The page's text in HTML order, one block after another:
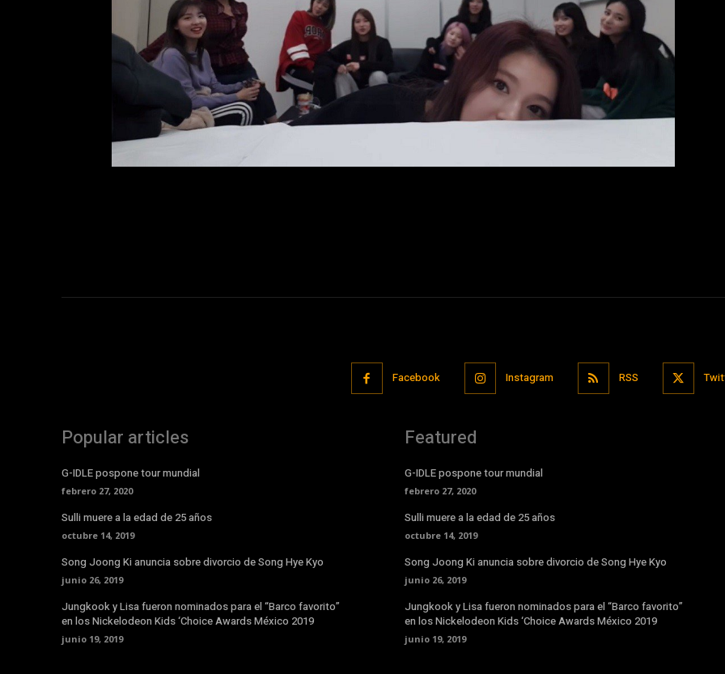
Facebook Instagram RSS
Popular articles
G-IDLE pospone tour mundial
febrero 27, 2020
Sulli muere a la edad de 25 años
octubre 14, 2019
Song Joong Ki anuncia sobre divorcio de Song Hye Kyo
junio 26, 2019
Jungkook y Lisa fueron nominados para el “Barco favorito”
en los Nickelodeon Kids ‘Choice Awards México 2019
junio 19, 2019
Featured
G-IDLE pospone tour mundial
febrero 27, 2020
Sulli muere a la edad de 25 años
octubre 14, 2019
Song Joong Ki anuncia sobre divorcio de Song Hye Kyo
junio 26, 2019
Jungkook y Lisa fueron nominados para el “Barco favorito”
en los Nickelodeon Kids ‘Choice Awards México 2019
junio 19, 2019